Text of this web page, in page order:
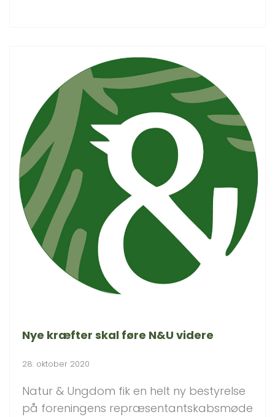
Nye kræfter skal føre N&U videre
28. oktober 2020
Natur & Ungdom fik en helt ny bestyrelse
på foreningens repræsentantskabsmøde